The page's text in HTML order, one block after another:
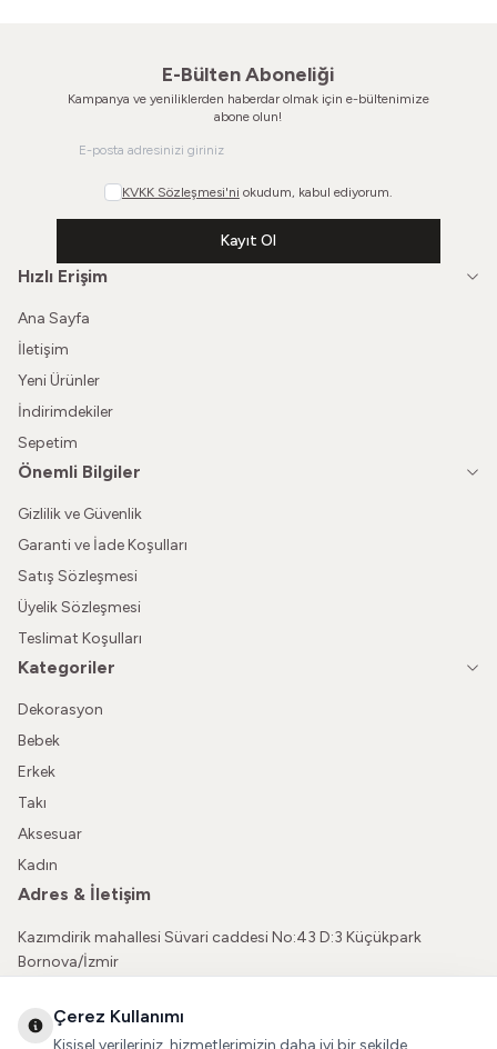
E-Bülten Aboneliği
Kampanya ve yeniliklerden haberdar olmak için e-bültenimize
abone olun!
KVKK Sözleşmesi'ni okudum, kabul ediyorum.
Kayıt Ol
Hızlı Erişim
Ana Sayfa
İletişim
Yeni Ürünler
İndirimdekiler
Sepetim
Önemli Bilgiler
Gizlilik ve Güvenlik
Garanti ve İade Koşulları
Satış Sözleşmesi
Üyelik Sözleşmesi
Teslimat Koşulları
Kategoriler
Dekorasyon
Bebek
Erkek
Takı
Aksesuar
Kadın
Adres & İletişim
Kazımdirik mahallesi Süvari caddesi No:43 D:3 Küçükpark
Bornova/İzmir
vatkaliguve@gmail.com
Çerez Kullanımı
Kişisel verileriniz, hizmetlerimizin daha iyi bir şekilde